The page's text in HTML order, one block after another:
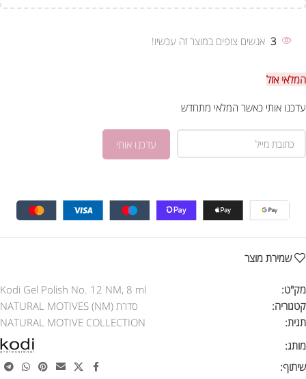
3 אנשים צופים במוצר זה עכשיו!
המלאי אזל
עדכנו אותי כאשר המלאי מתחדש
שמירת מוצר
מק"ט:
Kodi Gel Polish No. 12 NM, 8 ml
קטגוריה:
סדרת NATURAL MOTIVES (NM)
תגית:
NATURAL MOTIVE COLLECTION
מותג:
שיתוף: